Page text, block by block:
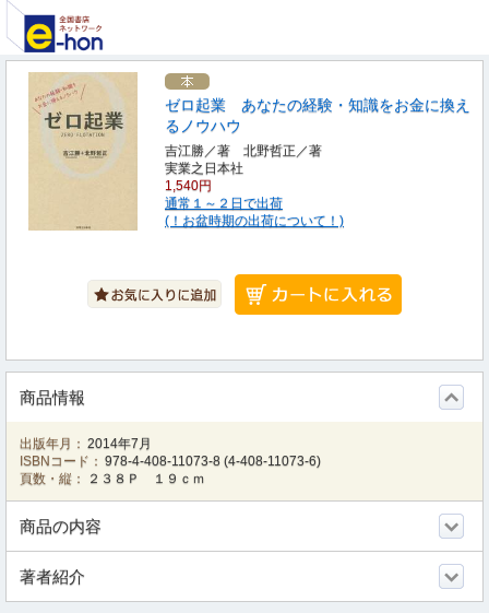
ゼロ起業 あなたの経験・知識をお金に換え
るノウハウ
吉江勝／著 北野哲正／著
実業之日本社
1,540円
通常１～２日で出荷
(！お盆時期の出荷について！)
商品情報
出版年月： 2014年7月
ISBNコード： 978-4-408-11073-8 (4-408-11073-6)
頁数・縦：
２３８Ｐ １９ｃｍ
商品の内容
著者紹介